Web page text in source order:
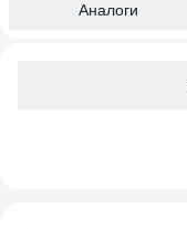
Аналоги